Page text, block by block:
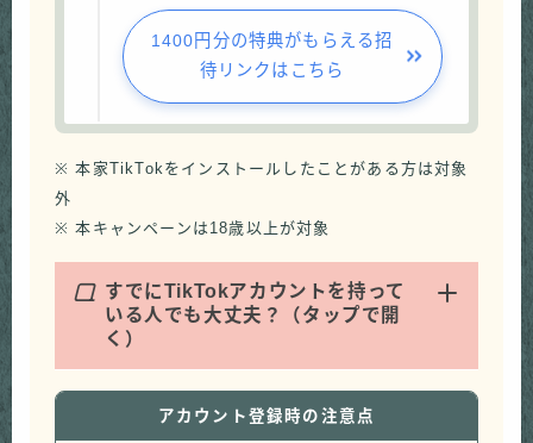
1400円分の特典がもらえる招
待リンクはこちら
※ 本家TikTokをインストールしたことがある方は対象
外
※ 本キャンペーンは18歳以上が対象
Q すでにTikTokアカウントを持って
いる人でも大丈夫？（タップで開
く）
アカウント登録時の注意点